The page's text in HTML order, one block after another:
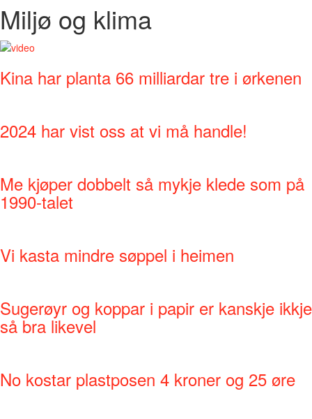
Miljø og klima
Kina har planta 66 milliardar tre i ørkenen
2024 har vist oss at vi må handle!
Me kjøper dobbelt så mykje klede som på
1990-talet
Vi kasta mindre søppel i heimen
Sugerøyr og koppar i papir er kanskje ikkje
så bra likevel
No kostar plastposen 4 kroner og 25 øre